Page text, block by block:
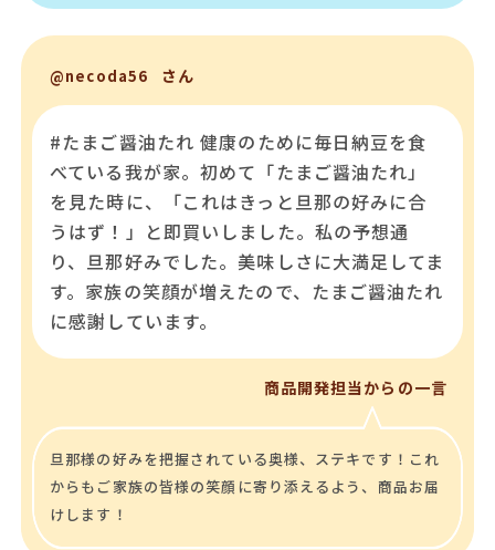
@necoda56 さん
#たまご醤油たれ 健康のために毎日納豆を食
べている我が家。初めて「たまご醤油たれ」
を見た時に、「これはきっと旦那の好みに合
うはず！」と即買いしました。私の予想通
り、旦那好みでした。美味しさに大満足してま
す。家族の笑顔が増えたので、たまご醤油たれ
に感謝しています。
商品開発担当からの一言
旦那様の好みを把握されている奥様、ステキです！これ
からもご家族の皆様の笑顔に寄り添えるよう、商品お届
けします！